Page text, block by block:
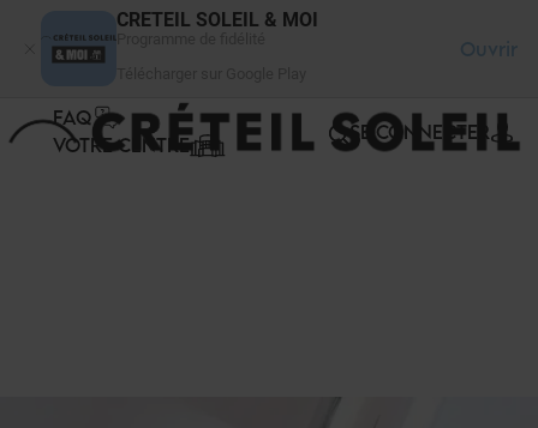
CRETEIL SOLEIL & MOI
Ouvrir
FAQ
VOTRE CENTRE
SE CONNECTER
Panneau de gestion des cookies